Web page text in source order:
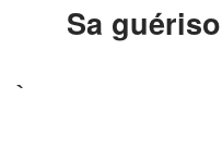
Sa
À la surprise